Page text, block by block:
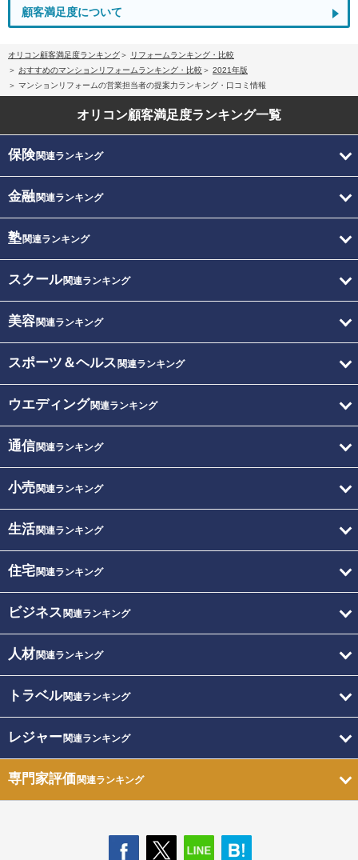
顧客満足度について
オリコン顧客満足度ランキング
リフォームランキング・比較
おすすめのマンションリフォームランキング・比較
2021年版
マンションリフォームの営業担当者の提案力ランキング・口コミ情報
オリコン顧客満足度ランキング一覧
保険関連ランキング
金融関連ランキング
塾関連ランキング
スクール関連ランキング
美容関連ランキング
スポーツ＆ヘルス 関連ランキング
ウエディング関連ランキング
通信関連ランキング
小売関連ランキング
生活関連ランキング
住宅関連ランキング
ビジネス 関連ランキング
人材関連ランキング
トラベル関連ランキング
レジャー関連ランキング
専門家評価関連ランキング